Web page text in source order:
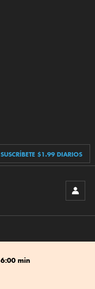
SUSCRÍBETE $1.99 DIARIOS
6:00 min